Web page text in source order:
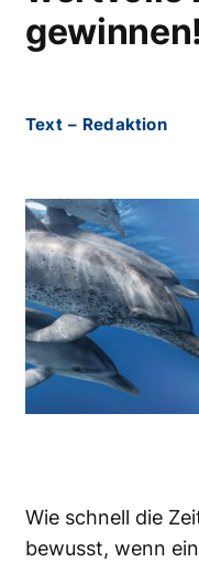
gewinnen!
Text – Redaktion
Wie schnell die
bewusst, wenn